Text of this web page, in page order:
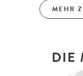
MEHR
DIE